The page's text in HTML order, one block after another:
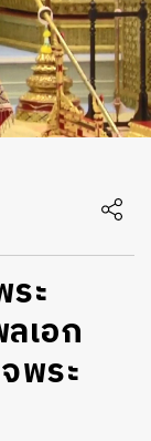
ะ
เอก
พระ